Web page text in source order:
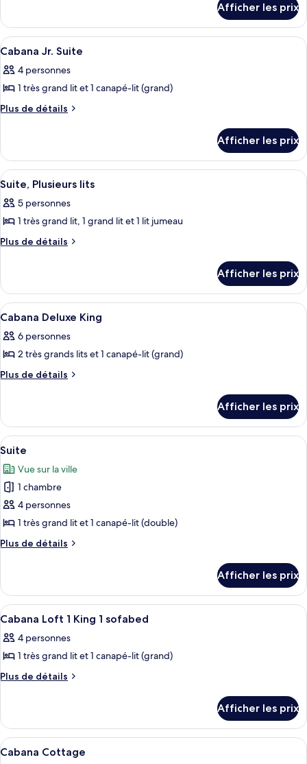
de
chambre :
Cabana
Queen
Cabana
Queen
Afficher les prix
Afficher
toutes
les
photos
pour
de
chambre :
Cabana
Jr.
Suite
Une chambre à coucher
6
Cabana Jr. Suite
4 personnes
1 très grand lit et 1 canapé-lit (grand)
Plus de détails
Plus
Cabana
Jr.
Suite
Afficher les prix
Afficher
toutes
les
photos
pour
de
chambre :
Suite,
Plusieurs
lits
Une chambre d’hôtel avec un lit,
5
Suite, Plusieurs lits
5 personnes
1 très grand lit, 1 grand lit et 1 lit jumeau
Plus de détails
Plus
Suite,
Plusieurs
lits
Afficher les prix
Afficher
toutes
les
photos
pour
de
chambre :
Cabana
Deluxe
King
Cabana Deluxe
5
Cabana Deluxe King
6 personnes
2 très grands lits et 1 canapé-lit (grand)
Plus de détails
Plus
Cabana
Deluxe
King
Afficher les prix
Afficher
toutes
les
photos
pour
ce
type
de
Suite
Une cuisine spacieuse avec des
5
Suite
Vue sur la ville
1 chambre
4 personnes
1 très grand lit et 1 canapé-lit (double)
Plus de détails
Plus
Suite
Afficher les prix
Afficher
toutes
les
photos
pour
de
chambre :
Cabana
Cabana
6
Cabana Loft 1 King 1 sofabed
4 personnes
1 très grand lit et 1 canapé-lit (grand)
Plus de détails
Plus
Cabana
Loft
1
Afficher les prix
Afficher
toutes
Une chambre à coucher avec un lit,
7
Cabana Cottage